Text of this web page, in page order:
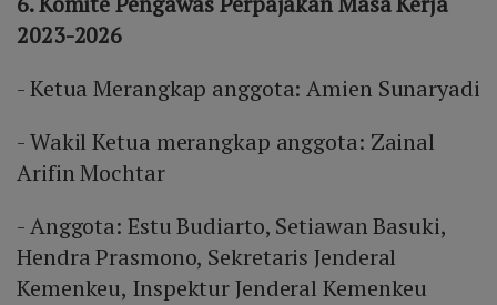
2023-2026
- Ketua Merangkap anggota: Amien Sunaryadi
- Wakil Ketua merangkap anggota: Zainal
Arifin Mochtar
- Anggota: Estu Budiarto, Setiawan Basuki,
Hendra Prasmono, Sekretaris Jenderal
Kemenkeu, Inspektur Jenderal Kemenkeu